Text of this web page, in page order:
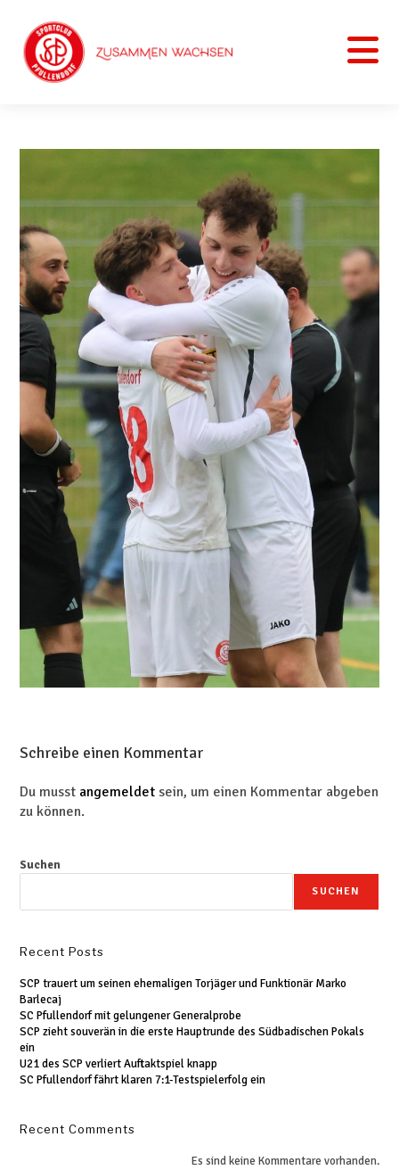
Schreibe einen Kommentar
Du musst angemeldet sein, um einen Kommentar abgeben
zu können.
Suchen
SUCHEN
Recent Posts
SCP trauert um seinen ehemaligen Torjäger und Funktionär Marko
Barlecaj
SC Pfullendorf mit gelungener Generalprobe
SCP zieht souverän in die erste Hauptrunde des Südbadischen Pokals
ein
U21 des SCP verliert Auftaktspiel knapp
SC Pfullendorf fährt klaren 7:1-Testspielerfolg ein
Recent Comments
Es sind keine Kommentare vorhanden.